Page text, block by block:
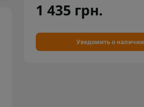
1 435 грн.
Уведомить о наличии